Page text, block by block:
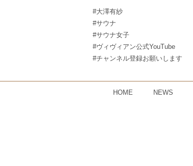
#大澤有紗
#サウナ
#サウナ女子
#ヴィヴィアン公式YouTube
#チャンネル登録お願いします
HOME NEWS